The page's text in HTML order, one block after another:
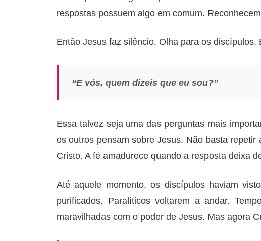
respostas possuem algo em comum.
Então Jesus faz silêncio. Olha para os
“E vós, quem dizeis que eu sou?”
Essa talvez seja uma das perguntas mais
os outros pensam sobre Jesus. Não basta
Cristo. A fé amadurece quando a resposta deixa
Até aquele momento, os discípulos haviam
purificados. Paralíticos voltarem a andar.
maravilhadas com o poder de Jesus. Mas agora